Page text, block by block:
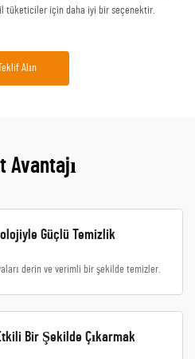
tüketiciler için daha iyi bir seçenektir.
Teklif Alın
Avantajı
Güçlü Temizlik
derin ve verimli bir şekilde temizler.
Bir Şekilde Çıkarmak